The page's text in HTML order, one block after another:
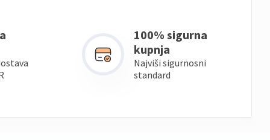
100% sigurna
kupnja
Najviši sigurnosni
standard